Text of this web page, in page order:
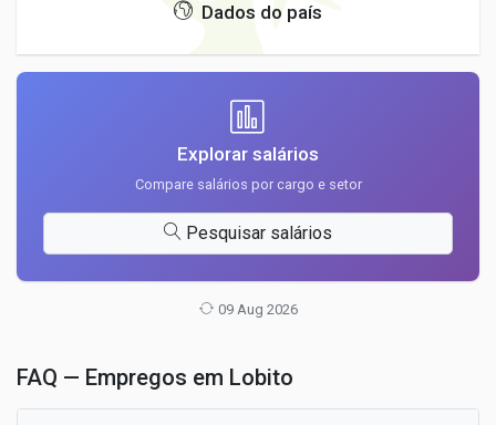
Dados do país
Explorar salários
Compare salários por cargo e setor
Pesquisar salários
09 Aug 2026
FAQ — Empregos em Lobito